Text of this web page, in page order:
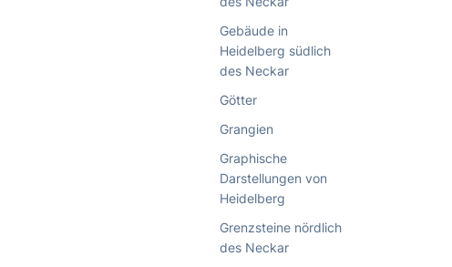
Gebäude in
Heidelberg südlich
des Neckar
Götter
Grangien
Graphische
Darstellungen von
Heidelberg
Grenzsteine nördlich
des Neckar